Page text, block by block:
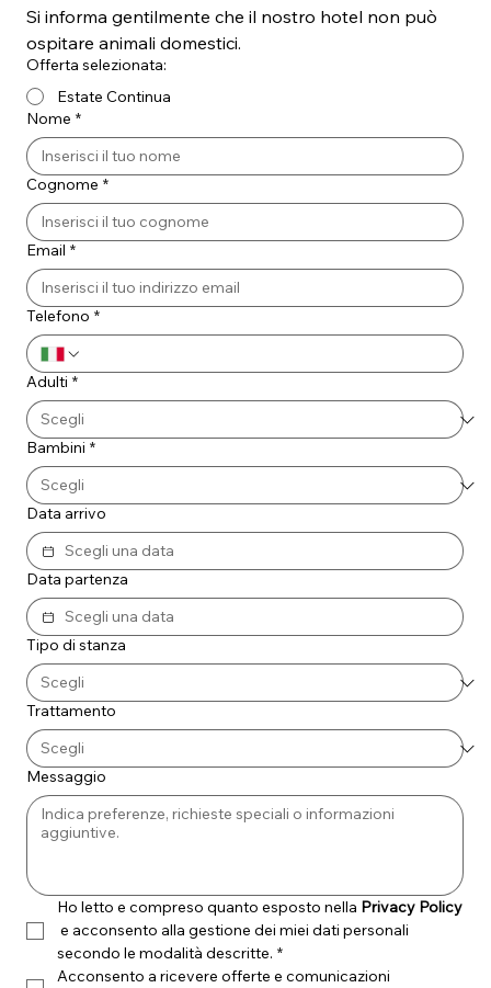
Si informa gentilmente che il nostro hotel non può
ospitare animali domestici.
Offerta selezionata:
Estate Continua
Nome *
Cognome *
Email *
Telefono *
Adulti *
Bambini *
Data arrivo
Data partenza
Tipo di stanza
Trattamento
Messaggio
Ho letto e compreso quanto esposto nella Privacy Policy
e acconsento alla gestione dei miei dati personali
secondo le modalità descritte. *
Acconsento a ricevere offerte e comunicazioni